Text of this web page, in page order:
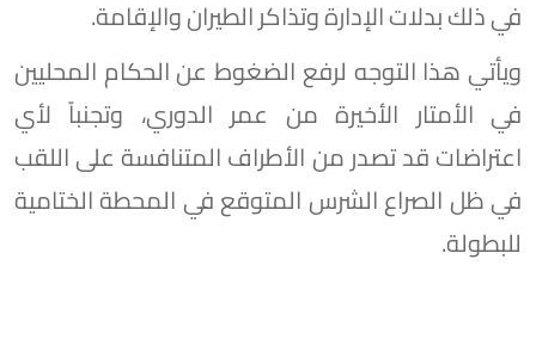
في ذلك بدلات الإدارة وتذاكر الطيران والإقامة.
ويأتي هذا التوجه لرفع الضغوط عن الحكام المحليين
في الأمتار الأخيرة من عمر الدوري، وتجنباً لأي
اعتراضات قد تصدر من الأطراف المتنافسة على اللقب
في ظل الصراع الشرس المتوقع في المحطة الختامية
للبطولة.